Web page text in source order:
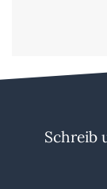
Schreib